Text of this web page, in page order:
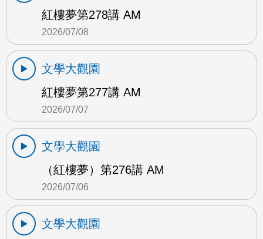
紅樓夢第278講 AM
2026/07/08
文學大觀園
紅樓夢第277講 AM
2026/07/07
文學大觀園
（紅樓夢）第276講 AM
2026/07/06
文學大觀園